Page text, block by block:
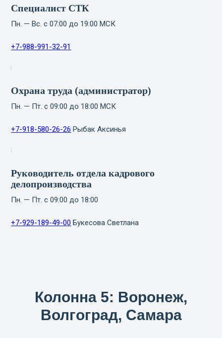
Специалист СТК
Пн. — Вс. с 07:00 до 19:00 МСК
+7-988-991-32-91
Охрана труда (администратор)
Пн. — Пт. с 09:00 до 18:00 МСК
+7-918-580-26-26 Рыбак Аксинья
Руководитель отдела кадрового
делопроизводства
Пн. — Пт. с 09:00 до 18:00
+7-929-189-49-00 Букесова Светлана
Колонна 5: Воронеж,
Волгоград, Самара